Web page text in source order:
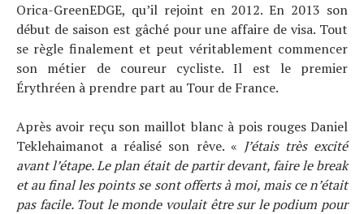
Orica-GreenEDGE, qu’il rejoint en 2012. En 2013 son
début de saison est gâché pour une affaire de visa. Tout
se règle finalement et peut véritablement commencer
son métier de coureur cycliste. Il est le premier
Érythréen à prendre part au Tour de France.
Après avoir reçu son maillot blanc à pois rouges Daniel
Teklehaimanot a réalisé son rêve. « J’étais très excité
avant l’étape. Le plan était de partir devant, faire le break
et au final les points se sont offerts à moi, mais ce n’était
pas facile. Tout le monde voulait être sur le podium pour